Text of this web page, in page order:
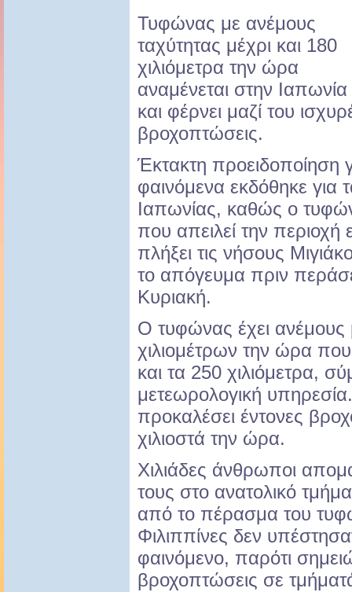
Τυφώνας με ανέμους
ταχύτητας μέχρι και 180
χιλιόμετρα την ώρα
αναμένεται στην Ιαπωνία
και φέρνει μαζί του
βροχοπτώσεις.
Έκτακτη προειδοποίηση
φαινόμενα εκδόθηκε για
Ιαπωνίας, καθώς ο
που απειλεί την περιοχή
πλήξει τις νήσους
το απόγευμα πριν
Κυριακή.
Ο τυφώνας έχει ανέμους
χιλιομέτρων την ώρα
και τα 250 χιλιόμετρα,
μετεωρολογική
προκαλέσει έντονες
χιλιοστά την ώρα.
Χιλιάδες άνθρωποι
τους στο ανατολικό
από το πέρασμα του
Φιλιππίνες δεν
φαινόμενο, παρότι
βροχοπτώσεις σε